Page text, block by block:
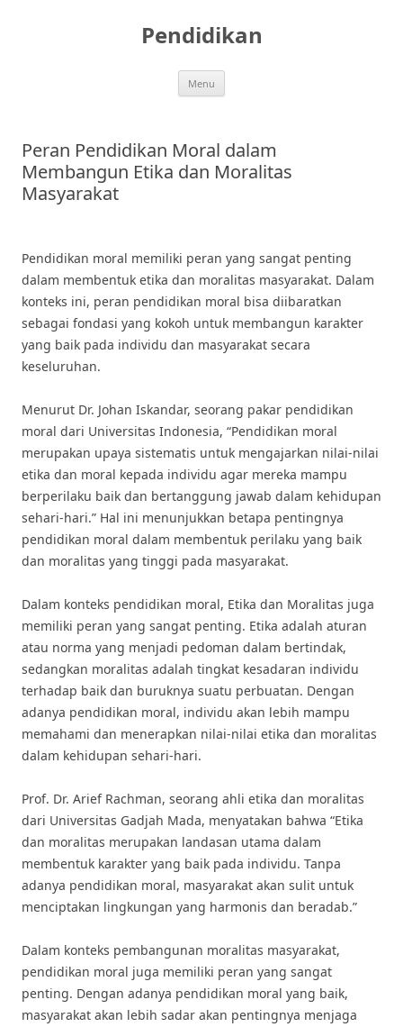
Pendidikan
Menu
Peran Pendidikan Moral dalam
Membangun Etika dan Moralitas
Masyarakat
Pendidikan moral memiliki peran yang sangat penting
dalam membentuk etika dan moralitas masyarakat. Dalam
konteks ini, peran pendidikan moral bisa diibaratkan
sebagai fondasi yang kokoh untuk membangun karakter
yang baik pada individu dan masyarakat secara
keseluruhan.
Menurut Dr. Johan Iskandar, seorang pakar pendidikan
moral dari Universitas Indonesia, “Pendidikan moral
merupakan upaya sistematis untuk mengajarkan nilai-nilai
etika dan moral kepada individu agar mereka mampu
berperilaku baik dan bertanggung jawab dalam kehidupan
sehari-hari.” Hal ini menunjukkan betapa pentingnya
pendidikan moral dalam membentuk perilaku yang baik
dan moralitas yang tinggi pada masyarakat.
Dalam konteks pendidikan moral, Etika dan Moralitas juga
memiliki peran yang sangat penting. Etika adalah aturan
atau norma yang menjadi pedoman dalam bertindak,
sedangkan moralitas adalah tingkat kesadaran individu
terhadap baik dan buruknya suatu perbuatan. Dengan
adanya pendidikan moral, individu akan lebih mampu
memahami dan menerapkan nilai-nilai etika dan moralitas
dalam kehidupan sehari-hari.
Prof. Dr. Arief Rachman, seorang ahli etika dan moralitas
dari Universitas Gadjah Mada, menyatakan bahwa “Etika
dan moralitas merupakan landasan utama dalam
membentuk karakter yang baik pada individu. Tanpa
adanya pendidikan moral, masyarakat akan sulit untuk
menciptakan lingkungan yang harmonis dan beradab.”
Dalam konteks pembangunan moralitas masyarakat,
pendidikan moral juga memiliki peran yang sangat
penting. Dengan adanya pendidikan moral yang baik,
masyarakat akan lebih sadar akan pentingnya menjaga